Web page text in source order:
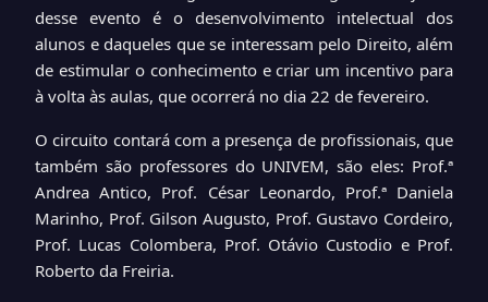
desse evento é o desenvolvimento intelectual dos
alunos e daqueles que se interessam pelo Direito, além
de estimular o conhecimento e criar um incentivo para
à volta às aulas, que ocorrerá no dia 22 de fevereiro.
O circuito contará com a presença de profissionais, que
também são professores do UNIVEM, são eles: Prof.ª
Andrea Antico, Prof. César Leonardo, Prof.ª Daniela
Marinho, Prof. Gilson Augusto, Prof. Gustavo Cordeiro,
Prof. Lucas Colombera, Prof. Otávio Custodio e Prof.
Roberto da Freiria.